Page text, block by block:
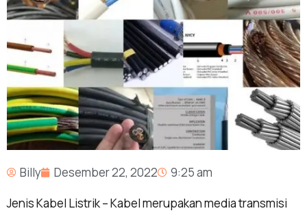
Billy Desember 22, 2022
9:25 am
Jenis Kabel Listrik – Kabel merupakan media transmisi